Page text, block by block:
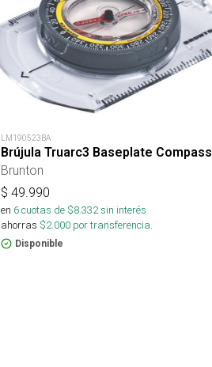
LM190523BA
Brújula Truarc3 Baseplate Compass
Brunton
$ 49.990
en 6cuotas de $8.332sin interés
ahorras $2.000 por transferencia.
Disponible